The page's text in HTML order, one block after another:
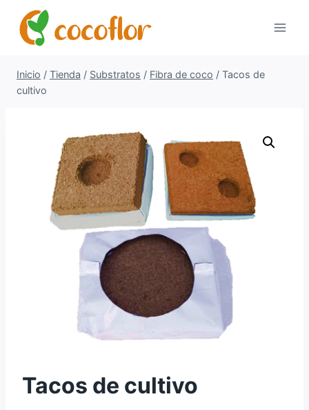
Inicio / Tienda / Substratos / Fibra de coco / Tacos de
cultivo
Tacos de cultivo